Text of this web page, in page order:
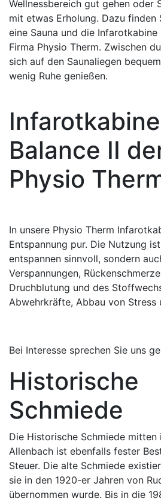
Wellnessbereich gut gehen oder
mit etwas Erholung. Dazu finden
eine Sauna und die Infarotkabine
Firma Physio Therm. Zwischen
sich auf den Saunaliegen
wenig Ruhe genießen.
Balance II
Physio
In unsere Physio Therm
Entspannung pur. Die Nutzung
entspannen sinnvoll, sondern
Verspannungen,
Druchblutung und des
Abwehrkräfte, Abbau von Stress
Bei Interesse sprechen Sie uns
Historische
Schmiede
Die Historische Schmiede
Allenbach ist ebenfalls fester
Steuer. Die alte Schmiede
sie in den 1920-er Jahren von
übernommen wurde. Bis in die